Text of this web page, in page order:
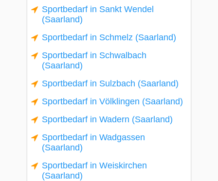
Sportbedarf in Sankt Wendel
(Saarland)
Sportbedarf in Schmelz (Saarland)
Sportbedarf in Schwalbach
(Saarland)
Sportbedarf in Sulzbach (Saarland)
Sportbedarf in Völklingen (Saarland)
Sportbedarf in Wadern (Saarland)
Sportbedarf in Wadgassen
(Saarland)
Sportbedarf in Weiskirchen
(Saarland)